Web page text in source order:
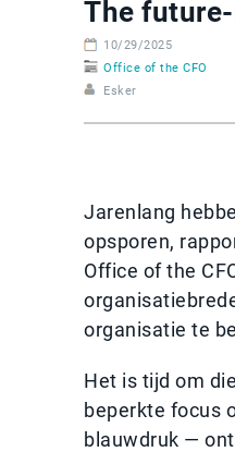
The
10/29/2025
Office of the CFO
Esker
Jarenlang
opsporen,
Office of the
organisatie te
Het is tijd om
beperkte focus
blauwdruk —